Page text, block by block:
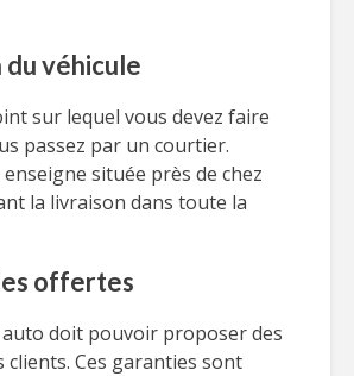
du véhicule
sur lequel vous devez faire
passez par un courtier.
située près de chez
la livraison dans toute la
offertes
doit pouvoir proposer des
clients. Ces garanties sont